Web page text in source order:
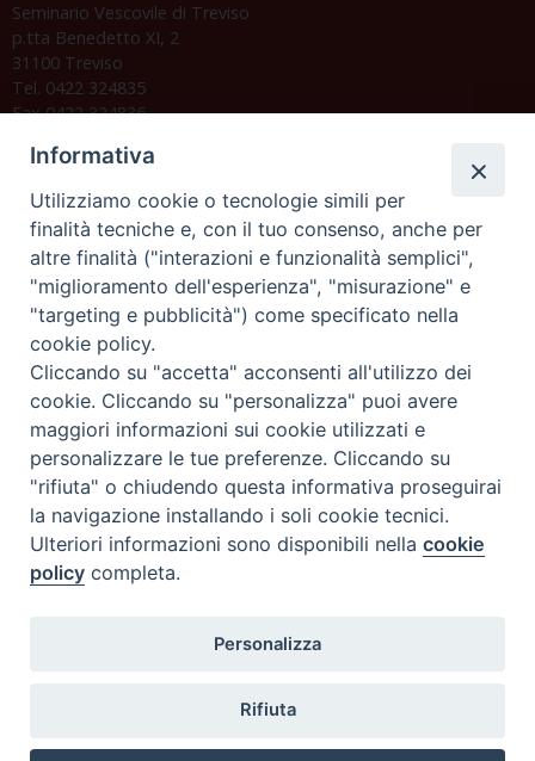
Seminario Vescovile di Treviso
p.tta Benedetto XI, 2
31100 Treviso
Tel. 0422 324835
Fax 0422 324836
C.F. 94004060268
Orario di segreteria
Lunedì 17.30-19.30
Martedì 17.30-19.30
Mercoledì 17.30-19.30
Giovedì 17.30-19.30
Venerdì chiuso
Sabato 9.30-11.30
Privacy e sicurezza
Informativa
Utilizziamo cookie o tecnologie simili per
finalità tecniche e, con il tuo consenso, anche per
altre finalità ("interazioni e funzionalità semplici",
"miglioramento dell'esperienza", "misurazione" e
"targeting e pubblicità") come specificato nella
cookie policy.
Cliccando su "accetta" acconsenti all'utilizzo dei
cookie. Cliccando su "personalizza" puoi avere
maggiori informazioni sui cookie utilizzati e
personalizzare le tue preferenze. Cliccando su
"rifiuta" o chiudendo questa informativa proseguirai
la navigazione installando i soli cookie tecnici.
Ulteriori informazioni sono disponibili nellacookie
policy completa.
Personalizza
Rifiuta